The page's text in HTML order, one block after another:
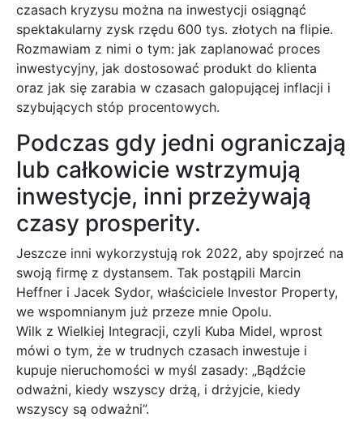
czasach kryzysu można na inwestycji osiągnąć
spektakularny zysk rzędu 600 tys. złotych na flipie.
Rozmawiam z nimi o tym: jak zaplanować proces
inwestycyjny, jak dostosować produkt do klienta
oraz jak się zarabia w czasach galopującej inflacji i
szybujących stóp procentowych.
Podczas gdy jedni ograniczają
lub całkowicie wstrzymują
inwestycje, inni przeżywają
czasy prosperity.
Jeszcze inni wykorzystują rok 2022, aby spojrzeć na
swoją firmę z dystansem. Tak postąpili Marcin
Heffner i Jacek Sydor, właściciele Investor Property,
we wspomnianym już przeze mnie Opolu.
Wilk z Wielkiej Integracji, czyli Kuba Midel, wprost
mówi o tym, że w trudnych czasach inwestuje i
kupuje nieruchomości w myśl zasady: „Bądźcie
odważni, kiedy wszyscy drżą, i drżyjcie, kiedy
wszyscy są odważni”.